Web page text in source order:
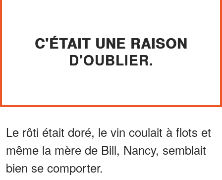
C'ÉTAIT UNE RAISON
D'OUBLIER.
Le rôti était doré, le vin coulait à flots et
même la mère de Bill, Nancy, semblait
bien se comporter.